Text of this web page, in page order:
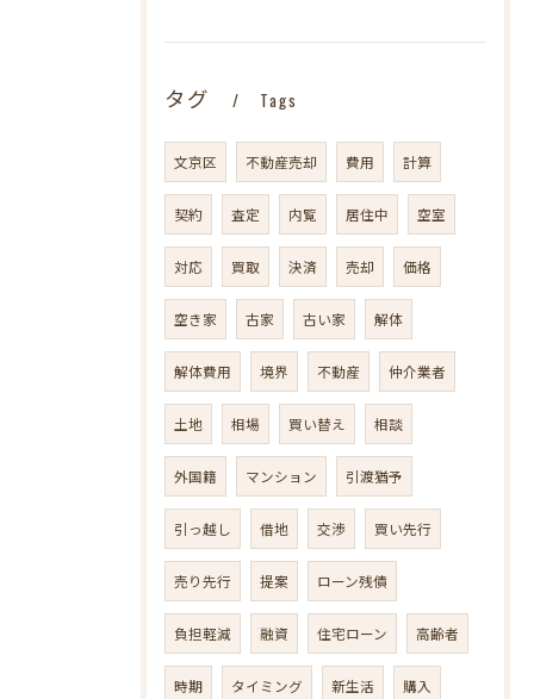
タグ Tags
文京区 不動産売却 費用 計算
契約 査定 内覧 居住中 空室
対応 買取 決済 売却 価格
空き家 古家 古い家 解体
解体費用 境界 不動産 仲介業者
土地 相場 買い替え 相談
外国籍 マンション 引渡猶予
引っ越し 借地 交渉 買い先行
売り先行 提案 ローン残債
負担軽減 融資 住宅ローン 高齢者
時期 タイミング 新生活 購入